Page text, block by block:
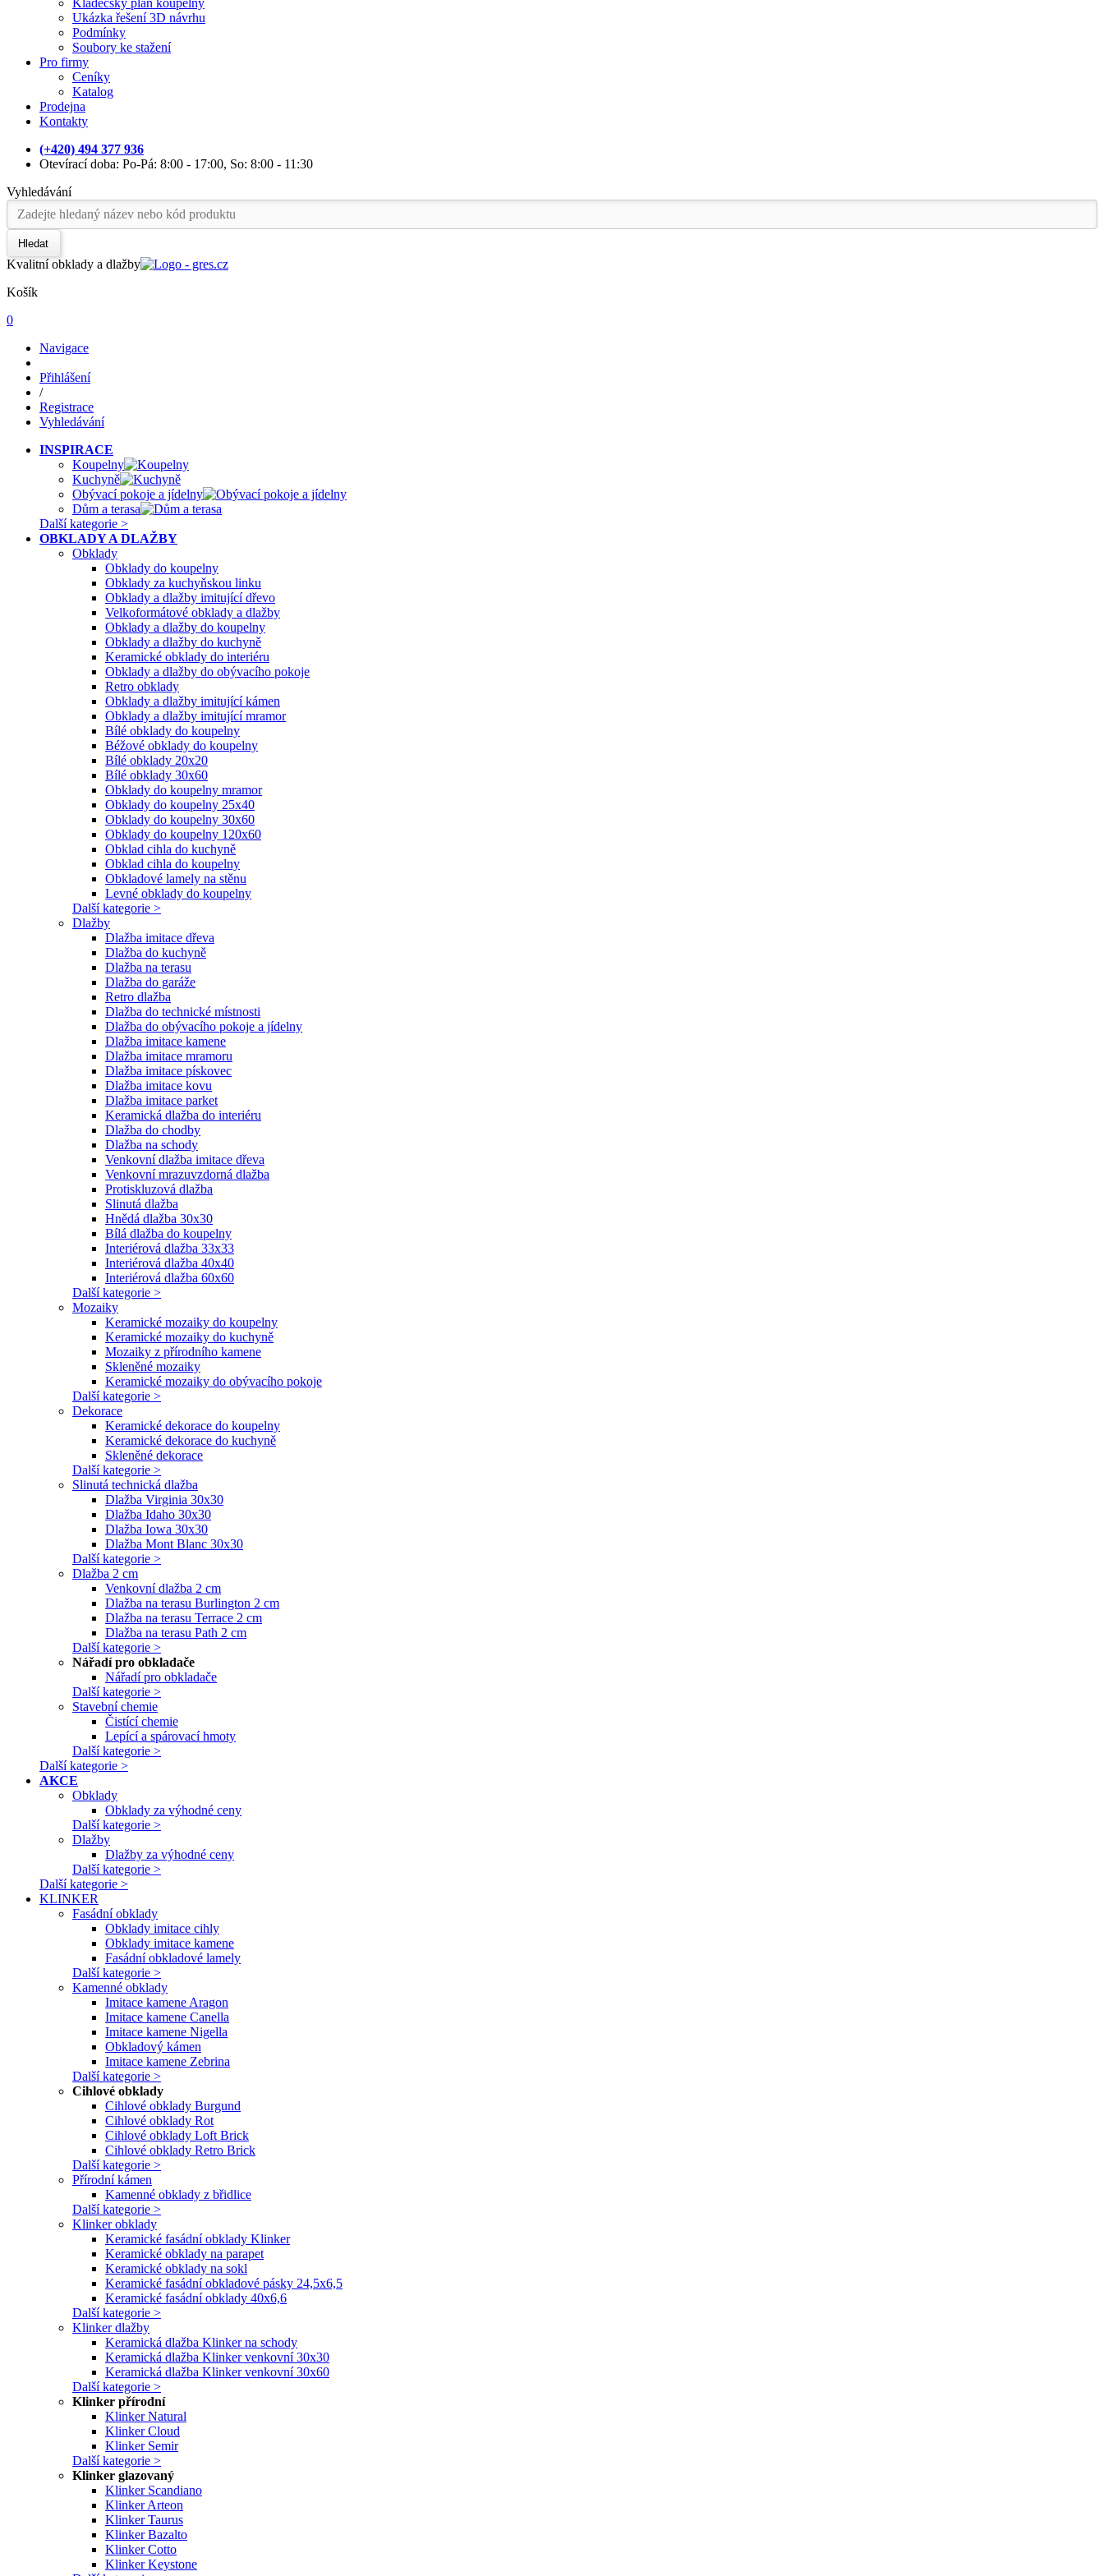
Kladečský plán koupelny
Ukázka řešení 3D návrhu
Podmínky
Soubory ke stažení
Pro firmy
Ceníky
Katalog
Prodejna
Kontakty
(+420) 494 377 936
Otevírací doba: Po-Pá: 8:00 - 17:00, So: 8:00 - 11:30
Vyhledávání
Hledat
Kvalitní obklady a dlažby
Košík
0
Navigace
Přihlášení
/
Registrace
Vyhledávání
INSPIRACE
Koupelny
Kuchyně
Obývací pokoje a jídelny
Dům a terasa
Další kategorie >
OBKLADY A DLAŽBY
Obklady
Obklady do koupelny
Obklady za kuchyňskou linku
Obklady a dlažby imitující dřevo
Velkoformátové obklady a dlažby
Obklady a dlažby do koupelny
Obklady a dlažby do kuchyně
Keramické obklady do interiéru
Obklady a dlažby do obývacího pokoje
Retro obklady
Obklady a dlažby imitující kámen
Obklady a dlažby imitující mramor
Bílé obklady do koupelny
Béžové obklady do koupelny
Bílé obklady 20x20
Bílé obklady 30x60
Obklady do koupelny mramor
Obklady do koupelny 25x40
Obklady do koupelny 30x60
Obklady do koupelny 120x60
Obklad cihla do kuchyně
Obklad cihla do koupelny
Obkladové lamely na stěnu
Levné obklady do koupelny
Další kategorie >
Dlažby
Dlažba imitace dřeva
Dlažba do kuchyně
Dlažba na terasu
Dlažba do garáže
Retro dlažba
Dlažba do technické místnosti
Dlažba do obývacího pokoje a jídelny
Dlažba imitace kamene
Dlažba imitace mramoru
Dlažba imitace pískovec
Dlažba imitace kovu
Dlažba imitace parket
Keramická dlažba do interiéru
Dlažba do chodby
Dlažba na schody
Venkovní dlažba imitace dřeva
Venkovní mrazuvzdorná dlažba
Protiskluzová dlažba
Slinutá dlažba
Hnědá dlažba 30x30
Bílá dlažba do koupelny
Interiérová dlažba 33x33
Interiérová dlažba 40x40
Interiérová dlažba 60x60
Další kategorie >
Mozaiky
Keramické mozaiky do koupelny
Keramické mozaiky do kuchyně
Mozaiky z přírodního kamene
Skleněné mozaiky
Keramické mozaiky do obývacího pokoje
Další kategorie >
Dekorace
Keramické dekorace do koupelny
Keramické dekorace do kuchyně
Skleněné dekorace
Další kategorie >
Slinutá technická dlažba
Dlažba Virginia 30x30
Dlažba Idaho 30x30
Dlažba Iowa 30x30
Dlažba Mont Blanc 30x30
Další kategorie >
Dlažba 2 cm
Venkovní dlažba 2 cm
Dlažba na terasu Burlington 2 cm
Dlažba na terasu Terrace 2 cm
Dlažba na terasu Path 2 cm
Další kategorie >
Nářadí pro obkladače
Nářadí pro obkladače
Další kategorie >
Stavební chemie
Čistící chemie
Lepící a spárovací hmoty
Další kategorie >
Další kategorie >
AKCE
Obklady
Obklady za výhodné ceny
Další kategorie >
Dlažby
Dlažby za výhodné ceny
Další kategorie >
Další kategorie >
KLINKER
Fasádní obklady
Obklady imitace cihly
Obklady imitace kamene
Fasádní obkladové lamely
Další kategorie >
Kamenné obklady
Imitace kamene Aragon
Imitace kamene Canella
Imitace kamene Nigella
Obkladový kámen
Imitace kamene Zebrina
Další kategorie >
Cihlové obklady
Cihlové obklady Burgund
Cihlové obklady Rot
Cihlové obklady Loft Brick
Cihlové obklady Retro Brick
Další kategorie >
Přírodní kámen
Kamenné obklady z břidlice
Další kategorie >
Klinker obklady
Keramické fasádní obklady Klinker
Keramické obklady na parapet
Keramické obklady na sokl
Keramické fasádní obkladové pásky 24,5x6,5
Keramické fasádní obklady 40x6,6
Další kategorie >
Klinker dlažby
Keramická dlažba Klinker na schody
Keramická dlažba Klinker venkovní 30x30
Keramická dlažba Klinker venkovní 30x60
Další kategorie >
Klinker přírodní
Klinker Natural
Klinker Cloud
Klinker Semir
Další kategorie >
Klinker glazovaný
Klinker Scandiano
Klinker Arteon
Klinker Taurus
Klinker Bazalto
Klinker Cotto
Klinker Keystone